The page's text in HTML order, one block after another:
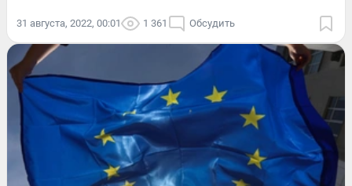
31 августа, 2022, 00:01 1 361 Обсудить